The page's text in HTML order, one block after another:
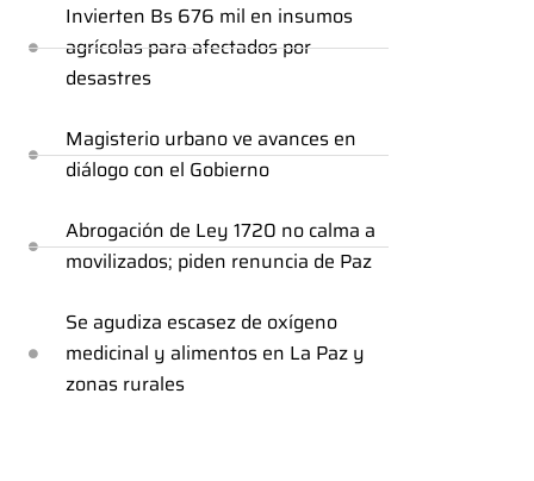
Invierten Bs 676 mil en insumos
agrícolas para afectados por
desastres
Magisterio urbano ve avances en
diálogo con el Gobierno
Abrogación de Ley 1720 no calma a
movilizados; piden renuncia de Paz
Se agudiza escasez de oxígeno
medicinal y alimentos en La Paz y
zonas rurales